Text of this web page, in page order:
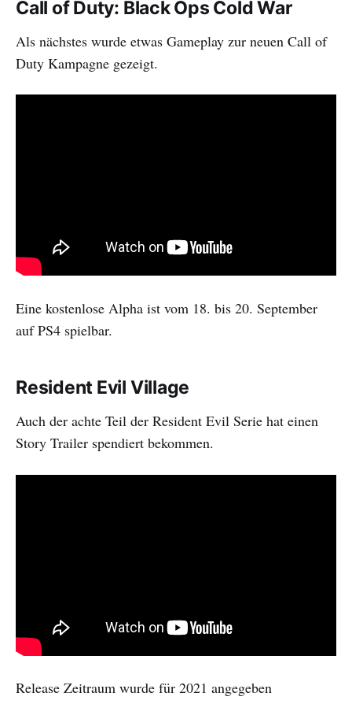
Call of Duty: Black Ops Cold War
Als nächstes wurde etwas Gameplay zur neuen Call of
Duty Kampagne gezeigt.
Eine kostenlose Alpha ist vom 18. bis 20. September
auf PS4 spielbar.
Resident Evil Village
Auch der achte Teil der Resident Evil Serie hat einen
Story Trailer spendiert bekommen.
Release Zeitraum wurde für 2021 angegeben